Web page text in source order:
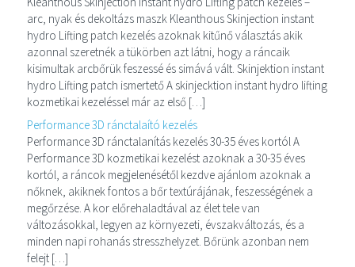
arc, nyak és dekoltázs maszk Kleanthous Skinjection instant
hydro Lifting patch kezelés azoknak kitűnő választás akik
azonnal szeretnék a tükörben azt látni, hogy a ráncaik
kisimultak arcbőrük feszessé és simává vált. Skinjektion instant
hydro Lifting patch ismertető A skinjecktion instant hydro lifting
kozmetikai kezeléssel már az első […]
Performance 3D ránctalaító kezelés
Performance 3D ránctalanítás kezelés 30-35 éves kortól A
Performance 3D kozmetikai kezelést azoknak a 30-35 éves
kortól, a ráncok megjelenésétől kezdve ajánlom azoknak a
nőknek, akiknek fontos a bőr textúrájának, feszességének a
megőrzése. A kor előrehaladtával az élet tele van
változásokkal, legyen az környezeti, évszakváltozás, és a
minden napi rohanás stresszhelyzet. Bőrünk azonban nem
felejt […]